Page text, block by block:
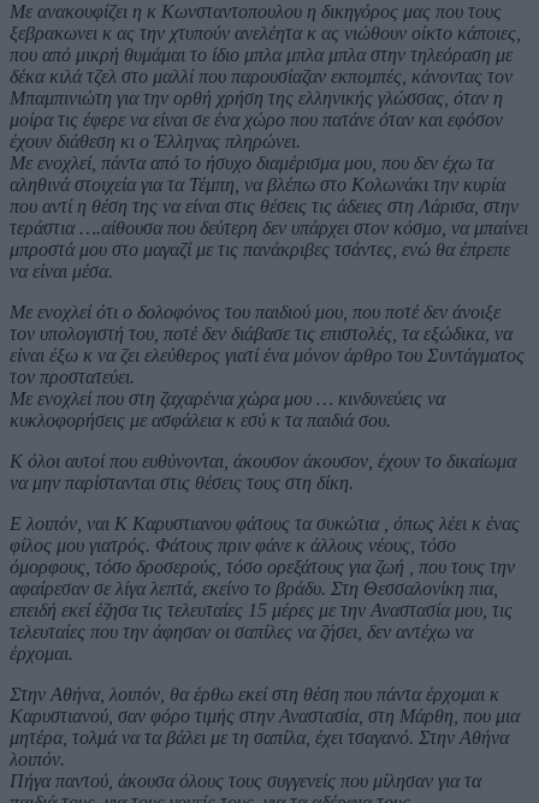
Με ανακουφίζει η κ Κωνσταντοπουλου η δικηγόρος μας που τους
ξεβρακωνει κ ας την χτυπούν ανελέητα κ ας νιώθουν οίκτο κάποιες,
που από μικρή θυμάμαι το ίδιο μπλα μπλα μπλα στην τηλεόραση με
δέκα κιλά τζελ στο μαλλί που παρουσίαζαν εκπομπές, κάνοντας τον
Μπαμπινιώτη για την ορθή χρήση της ελληνικής γλώσσας, όταν η
μοίρα τις έφερε να είναι σε ένα χώρο που πατάνε όταν και εφόσον
έχουν διάθεση κι ο Έλληνας πληρώνει.
Με ενοχλεί, πάντα από το ήσυχο διαμέρισμα μου, που δεν έχω τα
αληθινά στοιχεία για τα Τέμπη, να βλέπω στο Κολωνάκι την κυρία
που αντί η θέση της να είναι στις θέσεις τις άδειες στη Λάρισα, στην
τεράστια ….αίθουσα που δεύτερη δεν υπάρχει στον κόσμο, να μπαίνει
μπροστά μου στο μαγαζί με τις πανάκριβες τσάντες, ενώ θα έπρεπε
να είναι μέσα.
Με ενοχλεί ότι ο δολοφόνος του παιδιού μου, που ποτέ δεν άνοιξε
τον υπολογιστή του, ποτέ δεν διάβασε τις επιστολές, τα εξώδικα, να
είναι έξω κ να ζει ελεύθερος γιατί ένα μόνον άρθρο του Συντάγματος
τον προστατεύει.
Με ενοχλεί που στη ζαχαρένια χώρα μου … κινδυνεύεις να
κυκλοφορήσεις με ασφάλεια κ εσύ κ τα παιδιά σου.
Κ όλοι αυτοί που ευθύνονται, άκουσον άκουσον, έχουν το δικαίωμα
να μην παρίστανται στις θέσεις τους στη δίκη.
Ε λοιπόν, ναι Κ Καρυστιανου φάτους τα συκώτια , όπως λέει κ ένας
φίλος μου γιατρός. Φάτους πριν φάνε κ άλλους νέους, τόσο
όμορφους, τόσο δροσερούς, τόσο ορεξάτους για ζωή , που τους την
αφαίρεσαν σε λίγα λεπτά, εκείνο το βράδυ. Στη Θεσσαλονίκη πια,
επειδή εκεί έζησα τις τελευταίες 15 μέρες με την Αναστασία μου, τις
τελευταίες που την άφησαν οι σαπίλες να ζήσει, δεν αντέχω να
έρχομαι.
Στην Αθήνα, λοιπόν, θα έρθω εκεί στη θέση που πάντα έρχομαι κ
Καρυστιανού, σαν φόρο τιμής στην Αναστασία, στη Μάρθη, που μια
μητέρα, τολμά να τα βάλει με τη σαπίλα, έχει τσαγανό. Στην Αθήνα
λοιπόν.
Πήγα παντού, άκουσα όλους τους συγγενείς που μίλησαν για τα